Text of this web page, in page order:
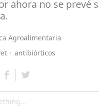
ahora no se prevé
Agroalimentaria
antibiórticos